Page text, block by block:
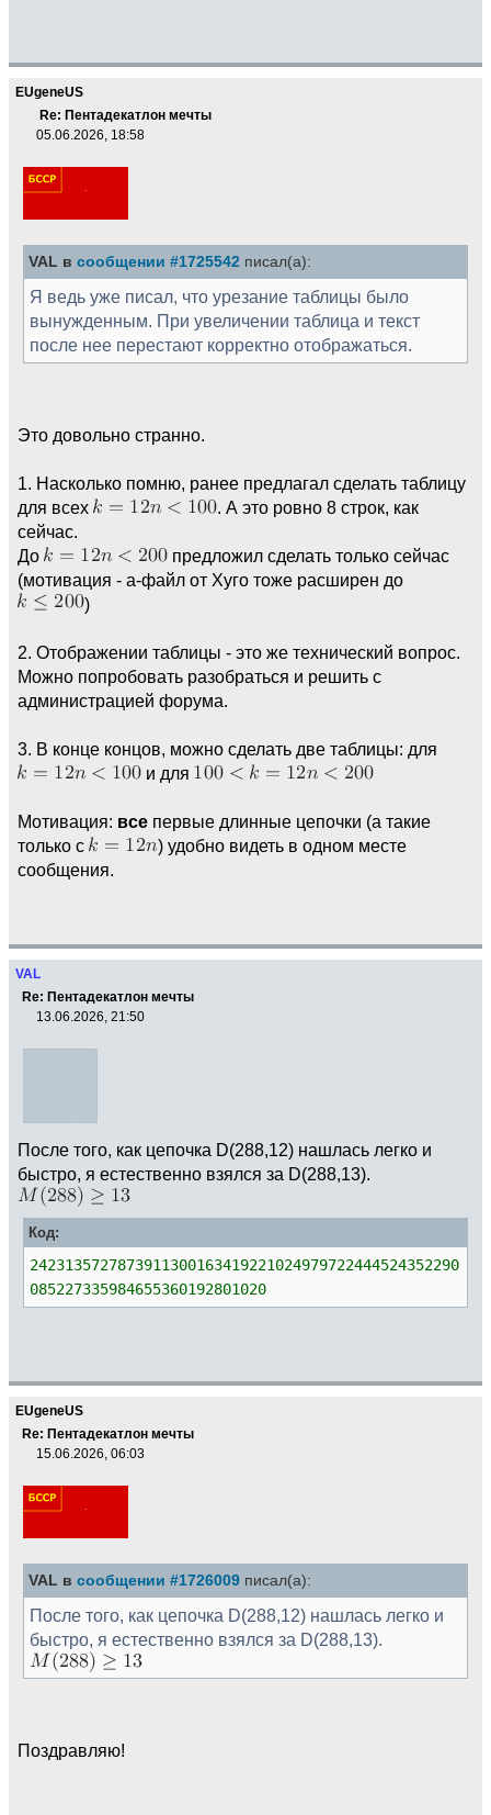
EUgeneUS
Re: Пентадекатлон мечты
05.06.2026, 18:58
VAL в сообщении #1725542 писал(а):
Я ведь уже писал, что урезание таблицы было
вынужденным. При увеличении таблица и текст
после нее перестают корректно отображаться.
Это довольно странно.
1. Насколько помню, ранее предлагал сделать таблицу
для всех
. А это ровно 8 строк, как
сейчас.
До
предложил сделать только сейчас
(мотивация - а-файл от Хуго тоже расширен до
)
2. Отображении таблицы - это же технический вопрос.
Можно попробовать разобраться и решить с
администрацией форума.
3. В конце концов, можно сделать две таблицы: для
и для
Мотивация: все первые длинные цепочки (а такие
только с
) удобно видеть в одном месте
сообщения.
VAL
Re: Пентадекатлон мечты
13.06.2026, 21:50
После того, как цепочка D(288,12) нашлась легко и
быстро, я естественно взялся за D(288,13).
Код:
2423135727873911300163419221024979722444524352290
085227335984655360192801020
EUgeneUS
Re: Пентадекатлон мечты
15.06.2026, 06:03
VAL в сообщении #1726009 писал(а):
После того, как цепочка D(288,12) нашлась легко и
быстро, я естественно взялся за D(288,13).
Поздравляю!